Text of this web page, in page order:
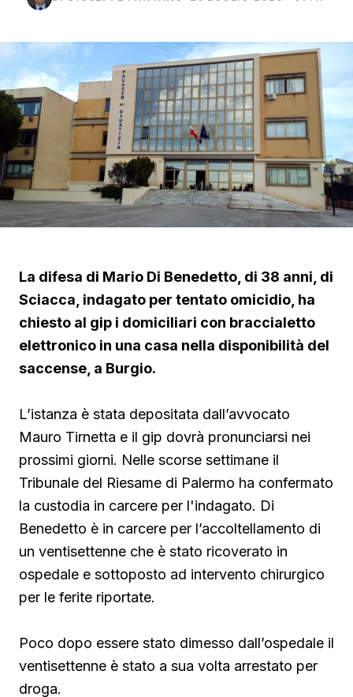
La difesa di Mario Di Benedetto, di 38 anni, di
Sciacca, indagato per tentato omicidio, ha
chiesto al gip i domiciliari con braccialetto
elettronico in una casa nella disponibilità del
saccense, a Burgio.
L’istanza è stata depositata dall’avvocato
Mauro Tirnetta e il gip dovrà pronunciarsi nei
prossimi giorni. Nelle scorse settimane il
Tribunale del Riesame di Palermo ha confermato
la custodia in carcere per l'indagato. Di
Benedetto è in carcere per l’accoltellamento di
un ventisettenne che è stato ricoverato in
ospedale e sottoposto ad intervento chirurgico
per le ferite riportate.
Poco dopo essere stato dimesso dall’ospedale il
ventisettenne è stato a sua volta arrestato per
droga.